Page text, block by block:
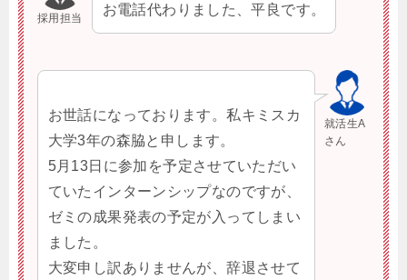
採用担当
お電話代わりました、平良です。
就活生A
さん
お世話になっております。私キミスカ
大学3年の森脇と申します。
5月13日に参加を予定させていただい
ていたインターンシップなのですが、
ゼミの成果発表の予定が入ってしまい
ました。
大変申し訳ありませんが、辞退させて